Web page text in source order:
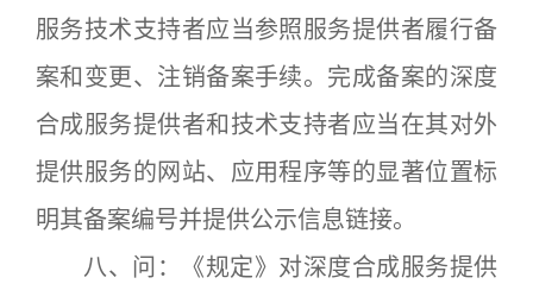
服务技术支持者应当参照服务提供者履行备
案和变更、注销备案手续。完成备案的深度
合成服务提供者和技术支持者应当在其对外
提供服务的网站、应用程序等的显著位置标
明其备案编号并提供公示信息链接。
八、问：《规定》对深度合成服务提供